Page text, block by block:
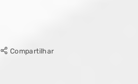
Compartilhar